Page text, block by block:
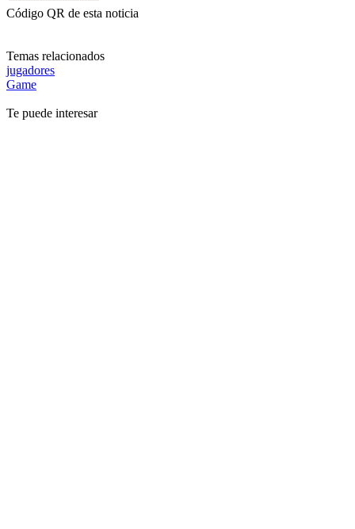
Código QR de esta noticia
Temas relacionados
jugadores
Game
Te puede interesar